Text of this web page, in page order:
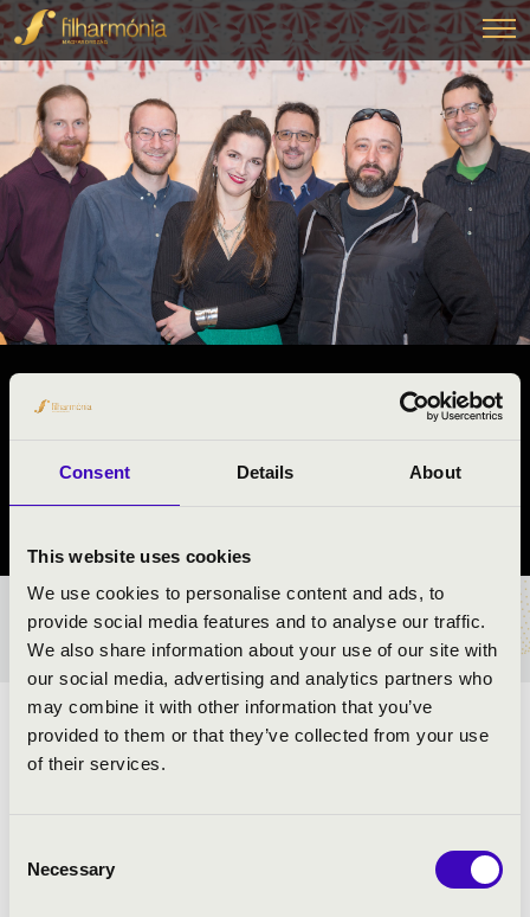
Consent Details About
This website uses cookies
We use cookies to personalise content and ads, to
provide social media features and to analyse our traffic.
We also share information about your use of our site with
our social media, advertising and analytics partners who
may combine it with other information that you’ve
provided to them or that they’ve collected from your use
of their services.
Selection
Necessary
#ZENEÓRA - ZŰRÖS BANDA
Békéscsaba
BÉRLET- ÉS JEGYÁRAK
ELŐADÓK:
MŰSOR: